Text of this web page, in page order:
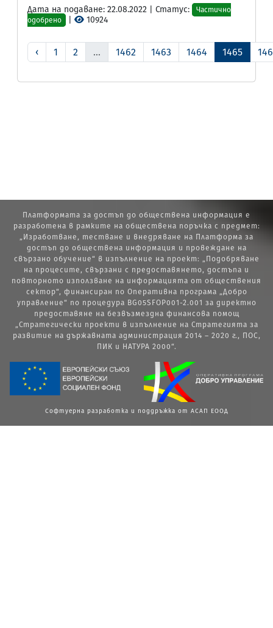
Дата на подаване: 22.08.2022 | Статус:
Частично
одобрено
10924
‹ 1 2 ... 1462 1463 1464 1465
Платформата за достъп до обществена информация е
разработена в рамките на обществена поръчка с предмет:
„Изработване, тестване и внедряване на Платформа за
достъп до обществена информация и провеждане на
свързано обучение“ в изпълнение на проект: „Подобряване
на процесите, свързани с предоставянето, достъпа и
повторното използване на информацията от обществения
сектор“, финансиран по Оперативна програма „Добро
управление“ по процедура BG05SFOP001-2.001 за директно
предоставяне на безвъзмездна финансова помощ
„Стратегически проекти в изпълнение на Стратегията за
развитие на държавната администрация 2014 – 2020 г., ПОС,
ПИК и НАТУРА 2000“.
Софтуерна разработка и поддръжка от АСАП ЕООД